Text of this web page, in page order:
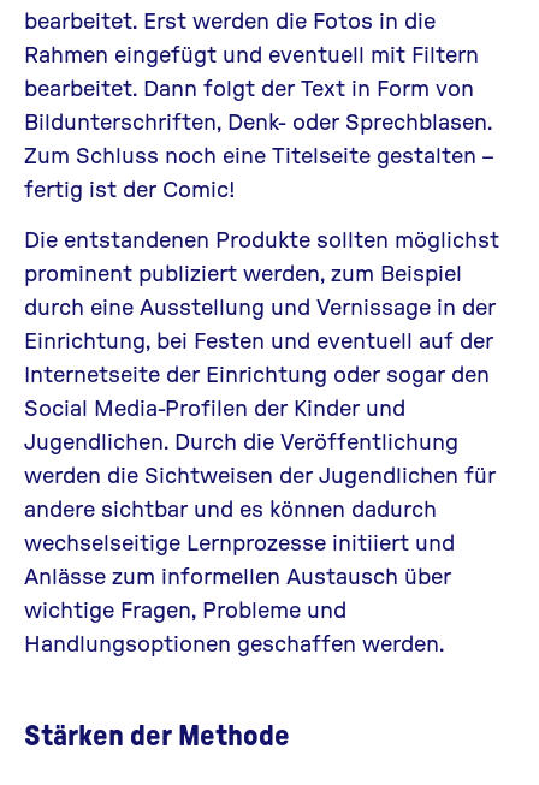
bearbeitet. Erst werden die Fotos in die
Rahmen eingefügt und eventuell mit Filtern
bearbeitet. Dann folgt der Text in Form von
Bildunterschriften, Denk- oder Sprechblasen.
Zum Schluss noch eine Titelseite gestalten –
fertig ist der Comic!
Die entstandenen Produkte sollten möglichst
prominent publiziert werden, zum Beispiel
durch eine Ausstellung und Vernissage in der
Einrichtung, bei Festen und eventuell auf der
Internetseite der Einrichtung oder sogar den
Social Media-Profilen der Kinder und
Jugendlichen. Durch die Veröffentlichung
werden die Sichtweisen der Jugendlichen für
andere sichtbar und es können dadurch
wechselseitige Lernprozesse initiiert und
Anlässe zum informellen Austausch über
wichtige Fragen, Probleme und
Handlungsoptionen geschaffen werden.
Stärken der Methode